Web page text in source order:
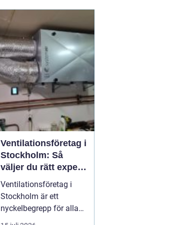
om att återställa
volymen efter graviditet
och amning, korrigera
oj&a...
Ventilationsföretag i
Stockholm: Så
väljer du rätt expert
på frisk luft
Ventilationsföretag i
Stockholm är ett
nyckelbegrepp för alla
som vill ha bättre